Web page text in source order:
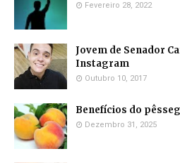
Fevereiro 28, 2022
Jovem de Senador
Instagram
Outubro 10, 2017
Benefícios do
Dezembro 31, 2025